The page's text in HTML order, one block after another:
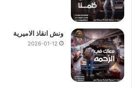
ونش انقاذ الاميرية
2026-01-12